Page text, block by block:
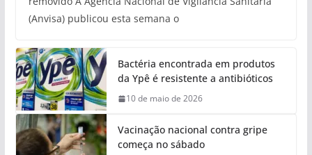
(Anvisa) publicou esta semana o
Bactéria encontrada em produtos
da Ypê é resistente a antibióticos
10 de maio de 2026
Vacinação nacional contra gripe
começa no sábado